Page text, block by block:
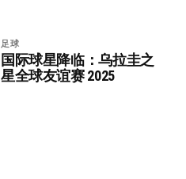
足球
国际球星降临：乌拉圭之
星全球友谊赛 2025